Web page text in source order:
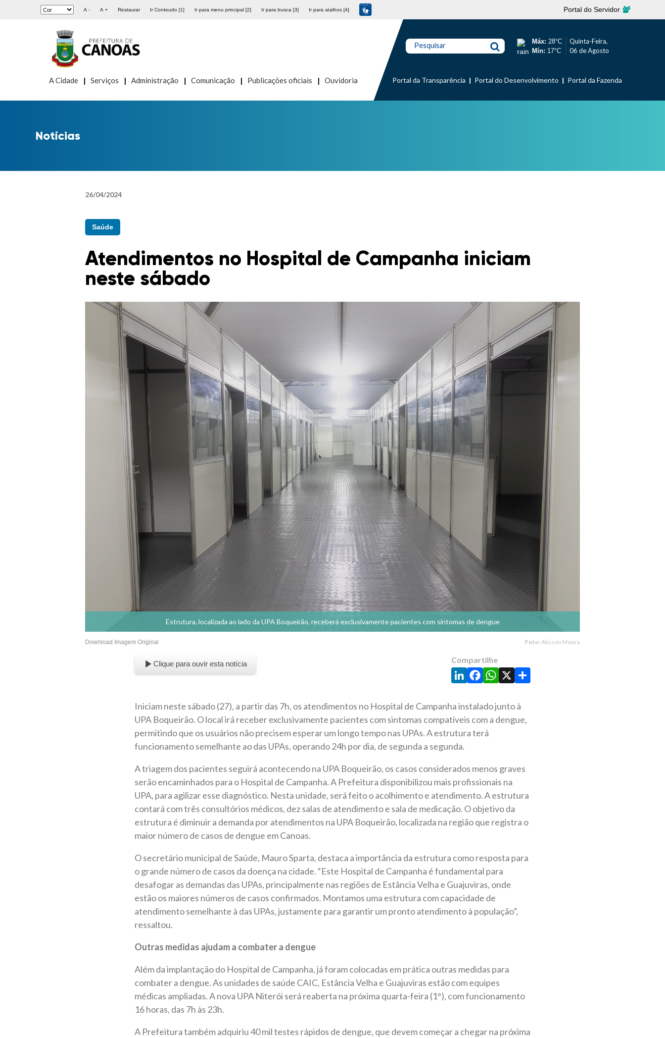
A - A + Restaurar Ir Conteudo [1] Ir para menu principal [2] Ir para busca [3] Ir para atalhos [4] Portal do Servidor
A Cidade Serviços Administração Comunicação Publicações oficiais Ouvidoria
Pesquisar Máx: 28°C
Mín: 17°C
Quinta-Feira,
06 de Agosto
Portal da Transparência Portal do Desenvolvimento Portal da Fazenda
Notícias
26/04/2024
Saúde
Atendimentos no Hospital de Campanha iniciam
neste sábado
Estrutura, localizada ao lado da UPA Boqueirão, receberá exclusivamente pacientes com sintomas de dengue
Download Imagem Original Foto: Alisson Moura
Clique para ouvir esta notícia Compartilhe
LinkedIn
Facebook
WhatsApp
X Share
Iniciam neste sábado (27), a partir das 7h, os atendimentos no Hospital de Campanha instalado junto à
UPA Boqueirão. O local irá receber exclusivamente pacientes com sintomas compatíveis com a dengue,
permitindo que os usuários não precisem esperar um longo tempo nas UPAs. A estrutura terá
funcionamento semelhante ao das UPAs, operando 24h por dia, de segunda a segunda.
A triagem dos pacientes seguirá acontecendo na UPA Boqueirão, os casos considerados menos graves
serão encaminhados para o Hospital de Campanha. A Prefeitura disponibilizou mais profissionais na
UPA, para agilizar esse diagnóstico. Nesta unidade, será feito o acolhimento e atendimento. A estrutura
contará com três consultórios médicos, dez salas de atendimento e sala de medicação. O objetivo da
estrutura é diminuir a demanda por atendimentos na UPA Boqueirão, localizada na região que registra o
maior número de casos de dengue em Canoas.
O secretário municipal de Saúde, Mauro Sparta, destaca a importância da estrutura como resposta para
o grande número de casos da doença na cidade. “Este Hospital de Campanha é fundamental para
desafogar as demandas das UPAs, principalmente nas regiões de Estância Velha e Guajuviras, onde
estão os maiores números de casos confirmados. Montamos uma estrutura com capacidade de
atendimento semelhante à das UPAs, justamente para garantir um pronto atendimento à população”,
ressaltou.
Outras medidas ajudam a combater a dengue
Além da implantação do Hospital de Campanha, já foram colocadas em prática outras medidas para
combater a dengue. As unidades de saúde CAIC, Estância Velha e Guajuviras estão com equipes
médicas ampliadas. A nova UPA Niterói será reaberta na próxima quarta-feira (1°), com funcionamento
16 horas, das 7h às 23h.
A Prefeitura também adquiriu 40 mil testes rápidos de dengue, que devem começar a chegar na próxima